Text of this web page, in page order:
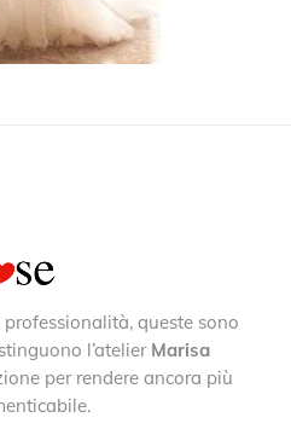
queste sono
l’atelier Marisa
per rendere ancora più